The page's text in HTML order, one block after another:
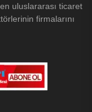
uluslararası ticaret
firmalarını